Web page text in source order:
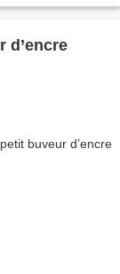
d’encre